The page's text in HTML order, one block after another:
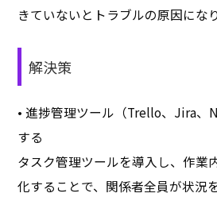
きていないとトラブルの原因になり
解決策
• 進捗管理ツール（Trello、Jira、
する
タスク管理ツールを導入し、作業
化することで、関係者全員が状況